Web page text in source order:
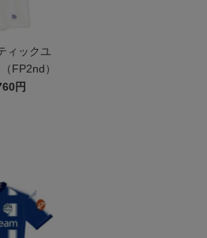
ィックユ
FP2nd）
円